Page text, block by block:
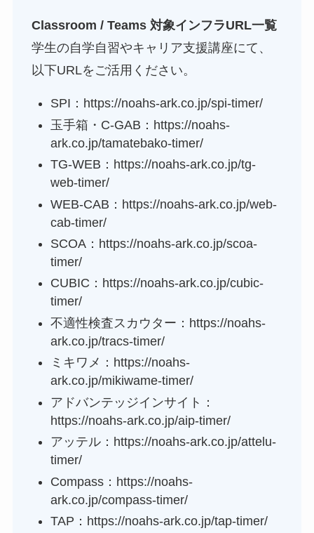
Classroom / Teams 対象インフラURL一覧
学生の自学自習やキャリア支援講座にて、
以下URLをご活用ください。
SPI：https://noahs-ark.co.jp/spi-timer/
玉手箱・C-GAB：https://noahs-
ark.co.jp/tamatebako-timer/
TG-WEB：https://noahs-ark.co.jp/tg-
web-timer/
WEB-CAB：https://noahs-ark.co.jp/web-
cab-timer/
SCOA：https://noahs-ark.co.jp/scoa-
timer/
CUBIC：https://noahs-ark.co.jp/cubic-
timer/
不適性検査スカウター：https://noahs-
ark.co.jp/tracs-timer/
ミキワメ：https://noahs-
ark.co.jp/mikiwame-timer/
アドバンテッジインサイト：
https://noahs-ark.co.jp/aip-timer/
アッテル：https://noahs-ark.co.jp/attelu-
timer/
Compass：https://noahs-
ark.co.jp/compass-timer/
TAP：https://noahs-ark.co.jp/tap-timer/